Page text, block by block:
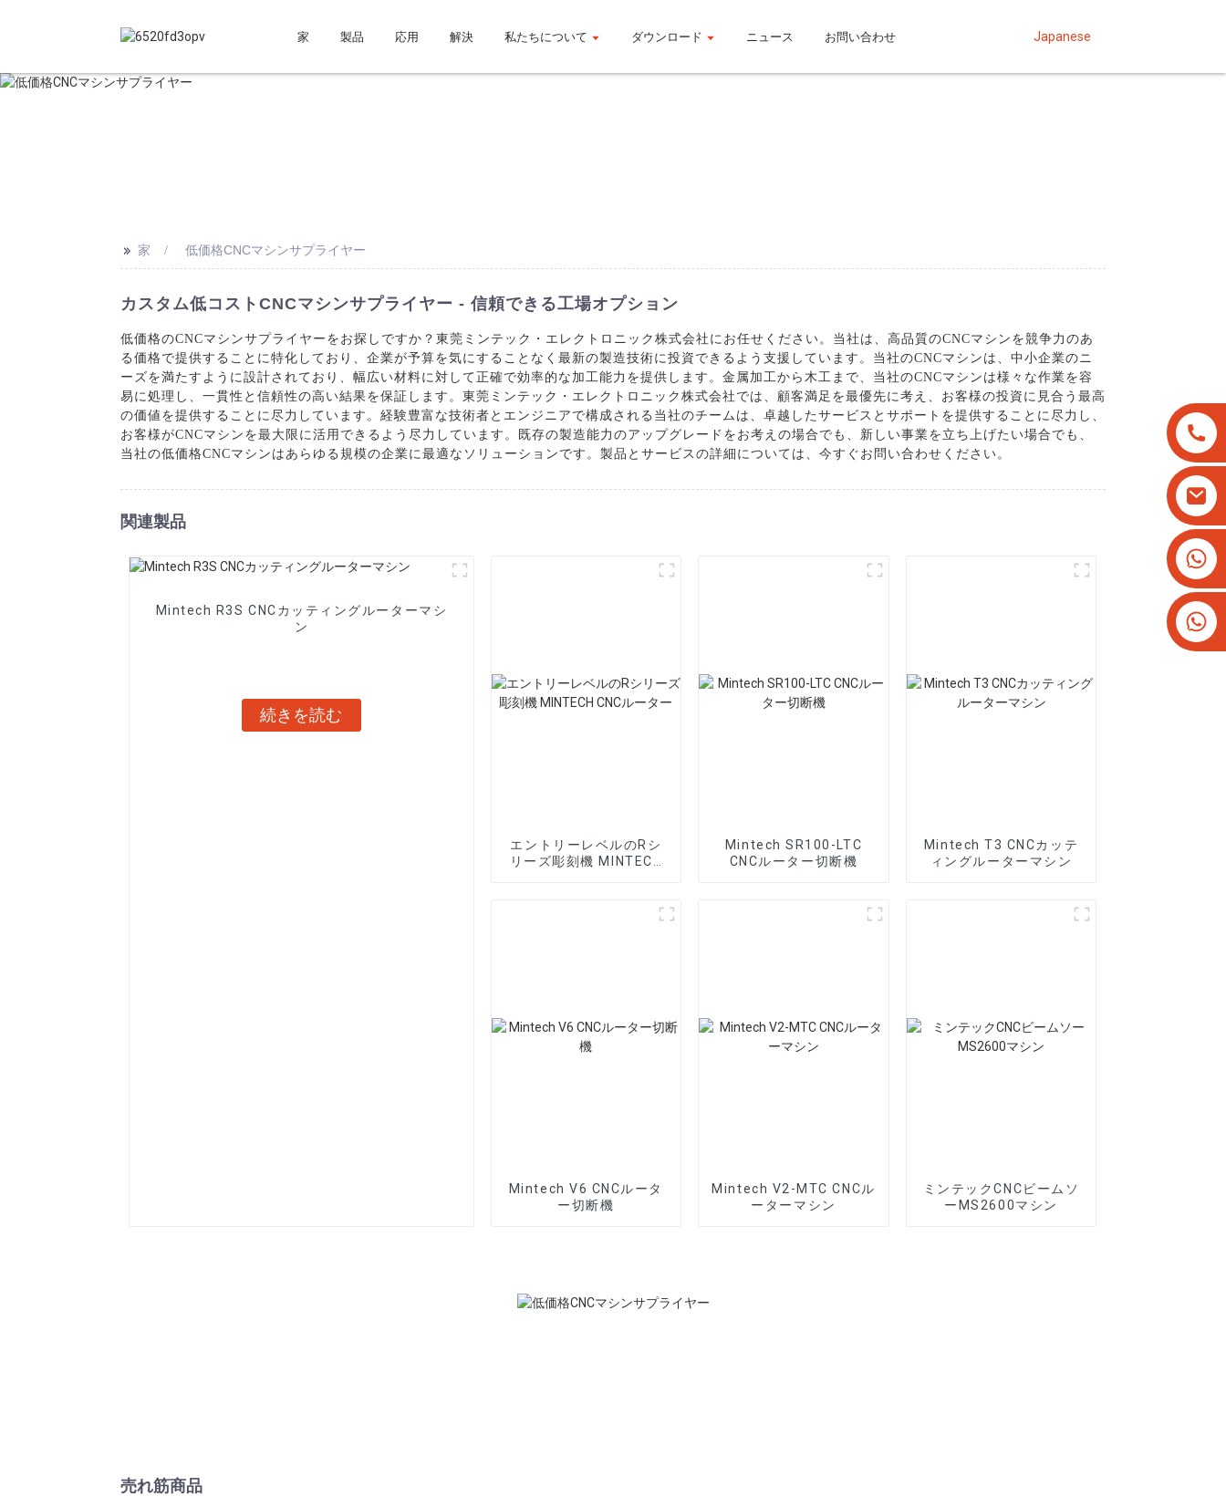
家 製品 応用 解決 私たちについて ダウンロード ニュース お問い合わせ Japanese
+16266628193
>> 家 低価格CNCマシンサプライヤー
カスタム低コストCNCマシンサプライヤー - 信頼できる工場オプション
低価格のCNCマシンサプライヤーをお探しですか？東莞ミンテック・エレクトロニック株式会社にお任せください。当社は、高品質のCNCマシンを競争力のあ
る価格で提供することに特化しており、企業が予算を気にすることなく最新の製造技術に投資できるよう支援しています。当社のCNCマシンは、中小企業のニ
ーズを満たすように設計されており、幅広い材料に対して正確で効率的な加工能力を提供します。金属加工から木工まで、当社のCNCマシンは様々な作業を容
易に処理し、一貫性と信頼性の高い結果を保証します。東莞ミンテック・エレクトロニック株式会社では、顧客満足を最優先に考え、お客様の投資に見合う最高
の価値を提供することに尽力しています。経験豊富な技術者とエンジニアで構成される当社のチームは、卓越したサービスとサポートを提供することに尽力し、
お客様がCNCマシンを最大限に活用できるよう尽力して​​います。既存の製造能力のアップグレードをお考えの場合でも、新しい事業を立ち上げたい場合でも、
当社の低価格CNCマシンはあらゆる規模の企業に最適なソリューションです。製品とサービスの詳細については、今すぐお問い合わせください。
関連製品
Mintech R3S CNCカッティングルーターマシ
ン
続きを読む
エントリーレベルのRシ
リーズ彫刻機 MINTECH
Mintech SR100-LTC
CNCルーター切断機
Mintech T3 CNCカッテ
ィングルーターマシン
Mintech V6 CNCルータ
ー切断機
Mintech V2-MTC CNCル
ーターマシン
ミンテックCNCビームソ
ーMS2600マシン
売れ筋商品